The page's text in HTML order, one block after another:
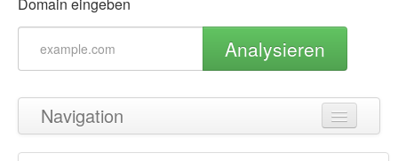
Analysieren
Navigation
Zurück zum Seitenanfang